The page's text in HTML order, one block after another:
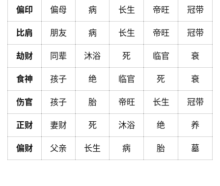
黄
卜
命
理
登录 注册
偏印 偏母 病 长生 帝旺 冠带
比肩 朋友 病 长生 帝旺 冠带
劫财 同辈 沐浴 死 临官 衰
食神 孩子 绝 临官 死 衰
伤官 孩子 胎 帝旺 长生 冠带
正财 妻财 死 沐浴 绝 养
偏财 父亲 长生 病 胎 墓